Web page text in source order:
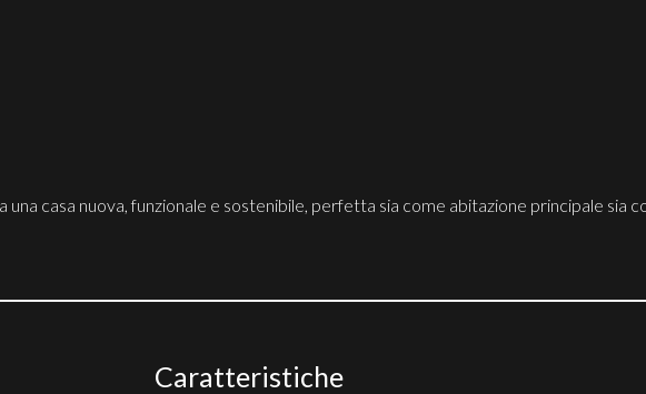
casa nuova, funzionale e sostenibile, perfetta sia come abitazione principale sia
Caratteristiche